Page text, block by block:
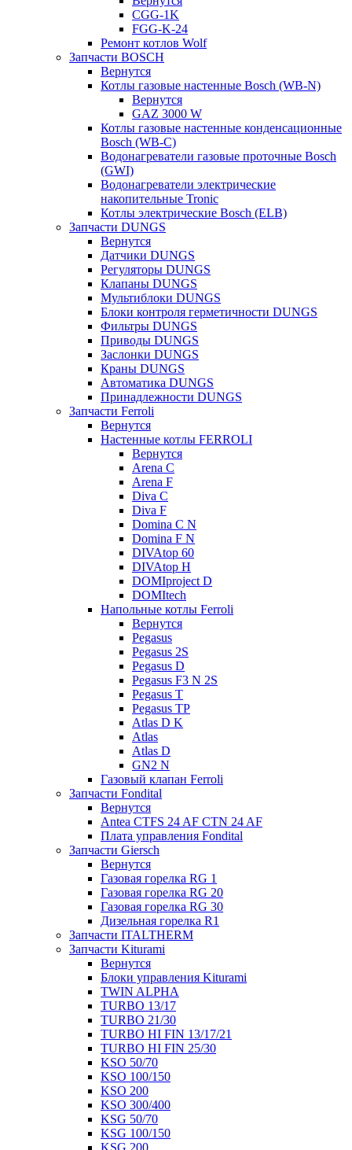
CGG-1K
FGG-K-24
Ремонт котлов Wolf
Запчасти BOSCH
Вернутся
Котлы газовые настенные Bosch (WB-N)
Вернутся
GAZ 3000 W
Котлы газовые настенные конденсационные
Bosch (WB-C)
Водонагреватели газовые проточные Bosch
(GWI)
Водонагреватели электрические
накопительные Tronic
Котлы электрические Bosch (ELB)
Запчасти DUNGS
Вернутся
Датчики DUNGS
Регуляторы DUNGS
Клапаны DUNGS
Мультиблоки DUNGS
Блоки контроля герметичности DUNGS
Фильтры DUNGS
Приводы DUNGS
Заслонки DUNGS
Краны DUNGS
Автоматика DUNGS
Принадлежности DUNGS
Запчасти Ferroli
Вернутся
Настенные котлы FERROLI
Вернутся
Arena C
Arena F
Diva C
Diva F
Domina C N
Domina F N
DIVAtop 60
DIVAtop H
DOMIproject D
DOMItech
Напольные котлы Ferroli
Вернутся
Pegasus
Pegasus 2S
Pegasus D
Pegasus F3 N 2S
Pegasus T
Pegasus TP
Atlas D K
Atlas
Atlas D
GN2 N
Газовый клапан Ferroli
Запчасти Fondital
Вернутся
Antea CTFS 24 AF CTN 24 AF
Плата управления Fondital
Запчасти Giersch
Вернутся
Газовая горелка RG 1
Газовая горелка RG 20
Газовая горелка RG 30
Дизельная горелка R1
Запчасти ITALTHERM
Запчасти Kiturami
Вернутся
Блоки управления Kiturami
TWIN ALPHA
TURBO 13/17
TURBO 21/30
TURBO HI FIN 13/17/21
TURBO HI FIN 25/30
KSO 50/70
KSO 100/150
KSO 200
KSO 300/400
KSG 50/70
KSG 100/150
KSG 200